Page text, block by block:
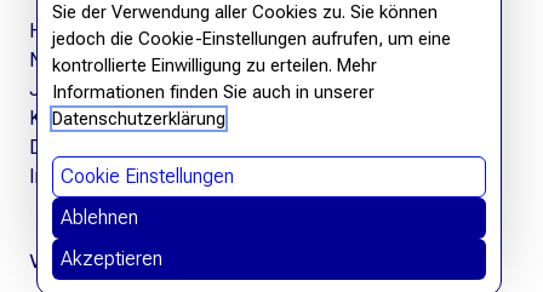
Häufige Fragen
Newsletter
Jobs
Kontakt
Datenschutzerklärung
Impressum
Wir befreien Wissen
Sie der Verwendung aller Cookies zu. Sie können
jedoch die Cookie-Einstellungen aufrufen, um eine
kontrollierte Einwilligung zu erteilen. Mehr
Informationen finden Sie auch in unserer
Datenschutzerklärung
Cookie Einstellungen
Ablehnen
Akzeptieren